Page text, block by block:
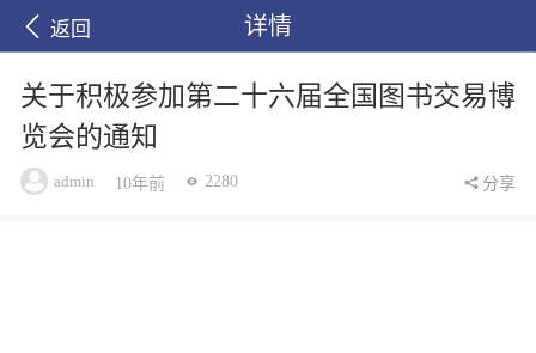
返回 详情
关于积极参加第二十六届全国图书交易博
览会的通知
admin 10年前 2280 分享